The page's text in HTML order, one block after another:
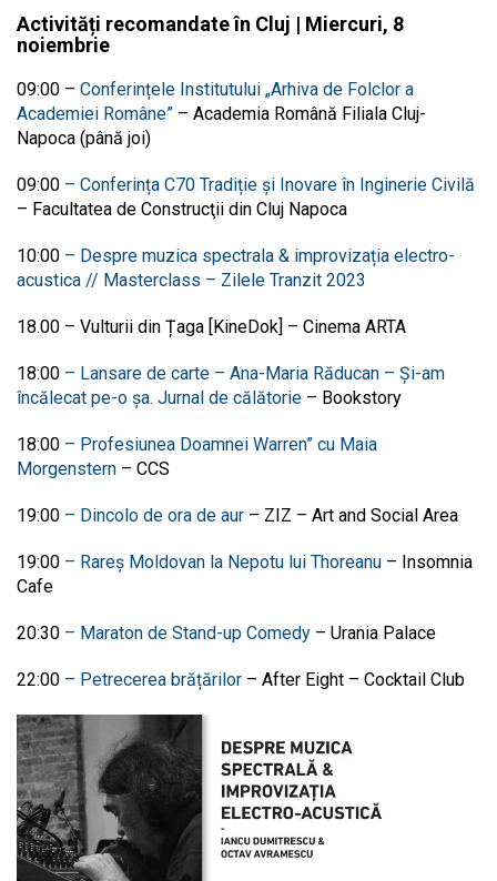
Activități recomandate în Cluj | Miercuri, 8
noiembrie
09:00 – Conferințele Institutului „Arhiva de Folclor a
Academiei Române” – Academia Română Filiala Cluj-
Napoca (până joi)
09:00 – Conferința C70 Tradiție și Inovare în Inginerie Civilă
– Facultatea de Construcţii din Cluj Napoca
10:00 – Despre muzica spectrala & improvizația electro-
acustica // Masterclass – Zilele Tranzit 2023
18.00 – Vulturii din Țaga [KineDok] – Cinema ARTA
18:00 – Lansare de carte – Ana-Maria Răducan – Și-am
încălecat pe-o șa. Jurnal de călătorie – Bookstory
18:00 – Profesiunea Doamnei Warren” cu Maia
Morgenstern – CCS
19:00 – Dincolo de ora de aur – ZIZ – Art and Social Area
19:00 – Rareș Moldovan la Nepotu lui Thoreanu – Insomnia
Cafe
20:30 – Maraton de Stand-up Comedy – Urania Palace
22:00 – Petrecerea brățărilor – After Eight – Cocktail Club